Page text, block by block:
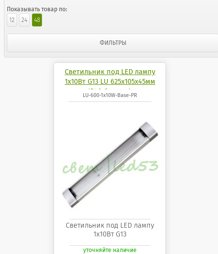
Показывать товар по:
12
24 48
ФИЛЬТРЫ
Светильник под LED лампу
1х10Вт G13 LU 625х105х45мм
IP40 СириусА
LU-600-1x10W-Base-PR
Светильник под LED лампу
1х10Вт G13
уточняйте наличие